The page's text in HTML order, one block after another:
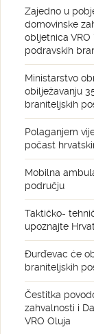
Zajedno u
domovinske
obljetnica VRO
podravskih
Ministarstvo
obilježavanju
braniteljskih
Polaganjem
počast
Mobilna
području
Taktičko-
upoznajte
Đurđevac će
braniteljskih
Čestitka
zahvalnosti i
VRO Oluja